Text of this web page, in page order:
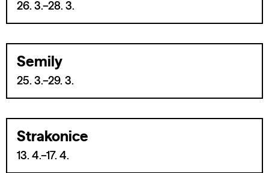
26. 3.–28. 3.
Semily
25. 3.–29. 3.
Strakonice
13. 4.–17. 4.